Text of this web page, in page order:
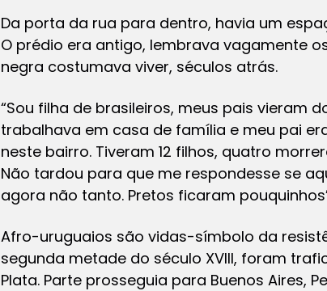
Da porta da rua para dentro, havia um
O prédio era antigo, lembrava vagamente
negra costumava viver, séculos atrás.
“Sou filha de brasileiros, meus pais vieram
trabalhava em casa de família e meu pai
neste bairro. Tiveram 12 filhos, quatro
Não tardou para que me respondesse se
agora não tanto. Pretos ficaram
Afro-uruguaios são vidas-símbolo da
segunda metade do século XVIII, foram
Plata. Parte prosseguia para Buenos Aires,